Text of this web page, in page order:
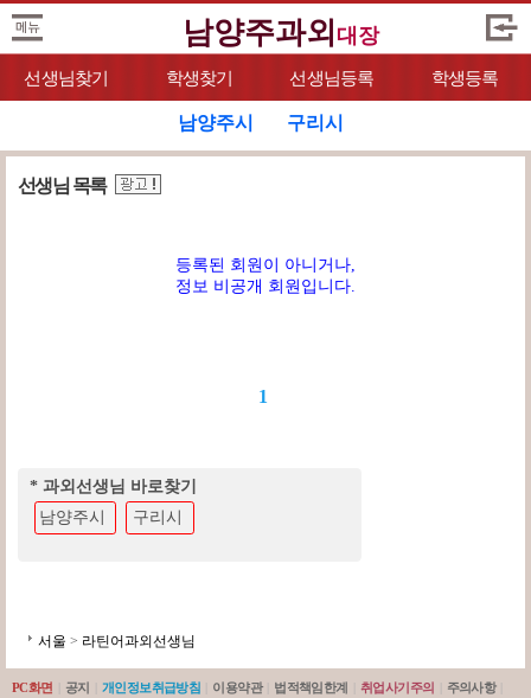
남양주과외 대장
선생님찾기 학생찾기 선생님등록 학생등록
남양주시 구리시
선생님 목록
등록된 회원이 아니거나,
정보 비공개 회원입니다.
1
* 과외선생님 바로찾기
남양주시
구리시
서울 > 라틴어과외선생님
PC화면 공지 개인정보취급방침 이용약관 법적책임한계 취업사기주의 주의사항